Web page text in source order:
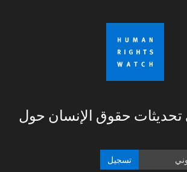
حقوق الإنسان حول
تسجيل